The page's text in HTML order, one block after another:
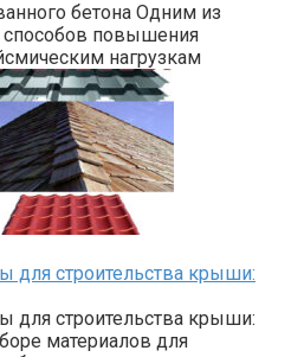
бетона Одним из
повышения
нагрузкам
для строительства крыши:
для строительства крыши:
материалов для